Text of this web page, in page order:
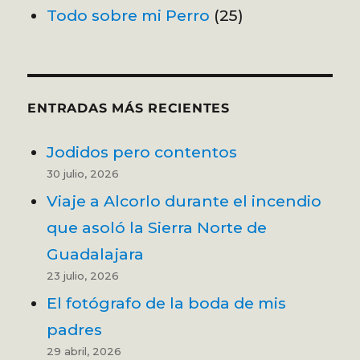
Todo sobre mi Perro (25)
ENTRADAS MÁS RECIENTES
Jodidos pero contentos
30 julio, 2026
Viaje a Alcorlo durante el incendio
que asoló la Sierra Norte de
Guadalajara
23 julio, 2026
El fotógrafo de la boda de mis
padres
29 abril, 2026